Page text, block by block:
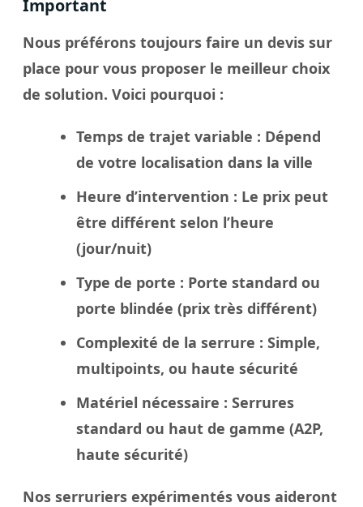
Important
Nous préférons toujours faire un devis sur
place pour vous proposer le meilleur choix
de solution. Voici pourquoi :
Temps de trajet variable : Dépend
de votre localisation dans la ville
Heure d’intervention : Le prix peut
être différent selon l’heure
(jour/nuit)
Type de porte : Porte standard ou
porte blindée (prix très différent)
Complexité de la serrure : Simple,
multipoints, ou haute sécurité
Matériel nécessaire : Serrures
standard ou haut de gamme (A2P,
haute sécurité)
Nos serruriers expérimentés vous aideront